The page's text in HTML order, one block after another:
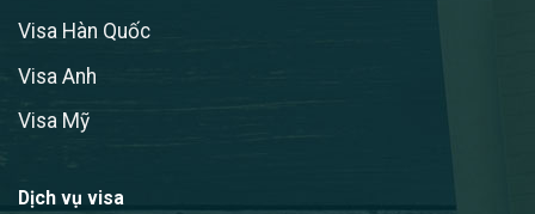
Visa Hàn Quốc
Visa Anh
Visa Mỹ
Dịch vụ visa